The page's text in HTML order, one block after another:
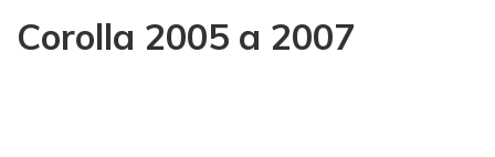
Corolla 2005 a 2007